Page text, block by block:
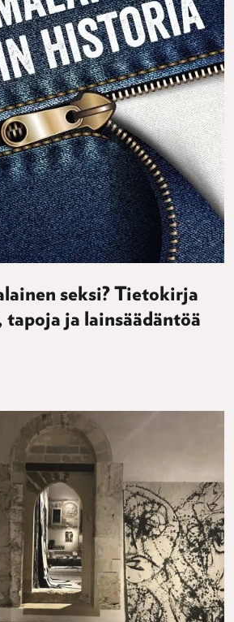
seksi? Tietokirja
tapoja ja lainsäädäntöä